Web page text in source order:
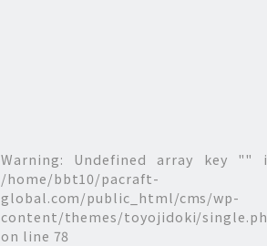
Warning: Undefined array key ""
/home/bbt10/pacraft-
global.com/public_html/cms/wp-
content/themes/toyojidoki/
on line 78